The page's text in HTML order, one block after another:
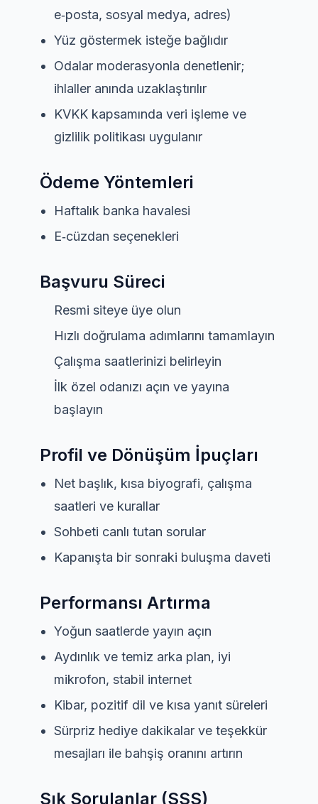
e‑posta, sosyal medya, adres)
Yüz göstermek isteğe bağlıdır
Odalar moderasyonla denetlenir;
ihlaller anında uzaklaştırılır
KVKK kapsamında veri işleme ve
gizlilik politikası uygulanır
Ödeme Yöntemleri
Haftalık banka havalesi
E‑cüzdan seçenekleri
Başvuru Süreci
Resmi siteye üye olun
Hızlı doğrulama adımlarını tamamlayın
Çalışma saatlerinizi belirleyin
İlk özel odanızı açın ve yayına
başlayın
Profil ve Dönüşüm İpuçları
Net başlık, kısa biyografi, çalışma
saatleri ve kurallar
Sohbeti canlı tutan sorular
Kapanışta bir sonraki buluşma daveti
Performansı Artırma
Yoğun saatlerde yayın açın
Aydınlık ve temiz arka plan, iyi
mikrofon, stabil internet
Kibar, pozitif dil ve kısa yanıt süreleri
Sürpriz hediye dakikalar ve teşekkür
mesajları ile bahşiş oranını artırın
Sık Sorulanlar (SSS)